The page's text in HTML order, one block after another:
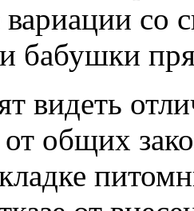
со
бабушки
видеть
общих